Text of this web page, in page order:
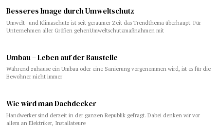
Besseres Image durch Umweltschutz
Umwelt- und Klimaschutz ist seit geraumer Zeit das Trendthema überhaupt. Für
Unternehmen aller Größen gehenUmweltschutzmaßnahmen mit
Umbau – Leben auf der Baustelle
Während zuhause ein Umbau oder eine Sanierung vorgenommen wird, ist es für die
Bewohner nicht immer
Wie wird man Dachdecker
Handwerker sind derzeit in der ganzen Republik gefragt. Dabei denken wir vor
allem an Elektriker, Installateure